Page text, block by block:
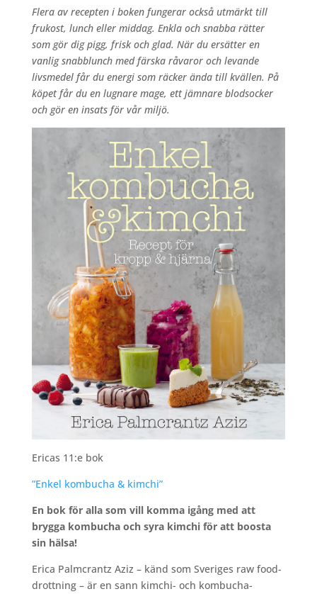
Flera av recepten i boken fungerar också utmärkt till
frukost, lunch eller middag. Enkla och snabba rätter
som gör dig pigg, frisk och glad. När du ersätter en
vanlig snabblunch med färska råvaror och levande
livsmedel får du energi som räcker ända till kvällen. På
köpet får du en lugnare mage, ett jämnare blodsocker
och gör en insats för vår miljö.
Ericas 11:e bok
”Enkel kombucha & kimchi”
En bok för alla som vill komma igång med att
brygga kombucha och syra kimchi för att boosta
sin hälsa!
Erica Palmcrantz Aziz – känd som Sveriges raw food-
drottning – är en sann kimchi- och kombucha-